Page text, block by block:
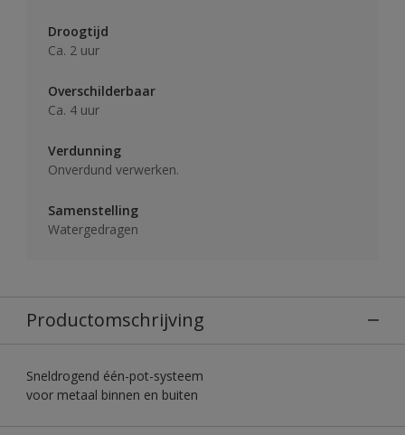
Droogtijd
Ca. 2 uur
Overschilderbaar
Ca. 4 uur
Verdunning
Onverdund verwerken.
Samenstelling
Watergedragen
Productomschrijving
Sneldrogend één-pot-systeem
voor metaal binnen en buiten